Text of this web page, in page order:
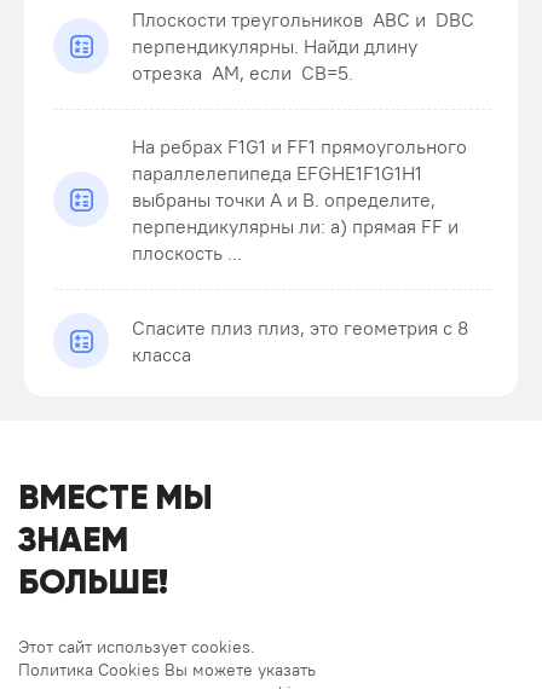
Плоскости треугольников ABC и DBC
перпендикулярны. Найди длину
отрезка AM , если CB=5 .
На ребрах F1G1 и FF1 прямоугольного
параллелепипеда EFGHE1F1G1H1
выбраны точки A и B. определите,
перпендикулярны ли: а) прямая FF и
плоскость ...
Спасите плиз плиз, это геометрия с 8
класса
ВМЕСТЕ МЫ
ЗНАЕМ
БОЛЬШЕ!
Этот сайт использует cookies.
Политика Cookies Вы можете указать